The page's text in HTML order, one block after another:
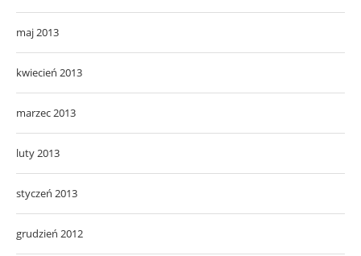
maj 2013
kwiecień 2013
marzec 2013
luty 2013
styczeń 2013
grudzień 2012